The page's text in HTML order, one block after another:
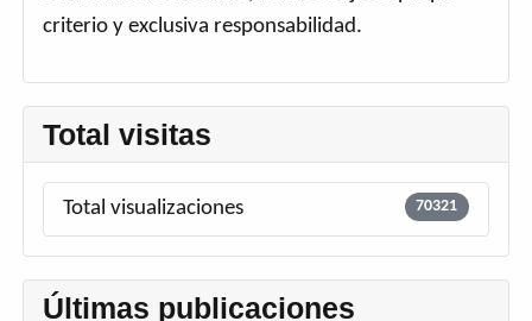
Total visitas
Total visualizaciones 70321
Últimas publicaciones
criterio y exclusiva responsabilidad.